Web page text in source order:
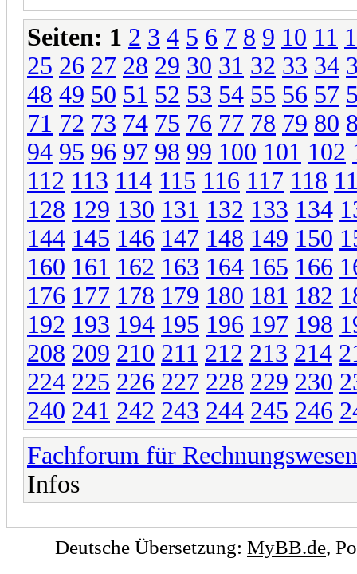
Seiten: 1 2 3 4 5 6 7 8 9 10 11
25 26 27 28 29 30 31 32 33 34
48 49 50 51 52 53 54 55 56 57
71 72 73 74 75 76 77 78 79 80
94 95 96 97 98 99 100 101 102
112 113 114 115 116 117 118
128 129 130 131 132 133 134
144 145 146 147 148 149 150
160 161 162 163 164 165 166
176 177 178 179 180 181 182
192 193 194 195 196 197 198
208 209 210 211 212 213 214
224 225 226 227 228 229 230
240 241 242 243 244 245 246
Fachforum für Rechnungswesen
Infos
Deutsche Übersetzung: MyBB.de,